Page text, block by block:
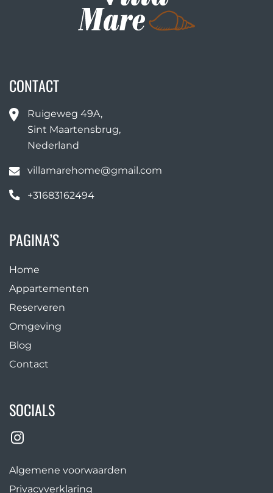
CONTACT
Ruigeweg 49A,
Sint Maartensbrug,
Nederland
villamarehome@gmail.com
+31683162494
PAGINA’S
Home
Appartementen
Reserveren
Omgeving
Blog
Contact
SOCIALS
Algemene voorwaarden
Privacyverklaring